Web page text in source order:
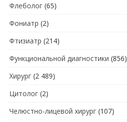
Флеболог (65)
Фониатр (2)
Фтизиатр (214)
Функциональной диагностики (856)
Хирург (2 489)
Цитолог (2)
Челюстно-лицевой хирург (107)